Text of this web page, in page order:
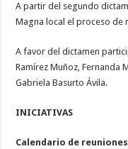
A partir del segundo
Magna local el proceso de
A favor del dictamen
Ramírez Muñoz, Fernanda
Gabriela Basurto Ávila.
INICIATIVAS
Calendario de